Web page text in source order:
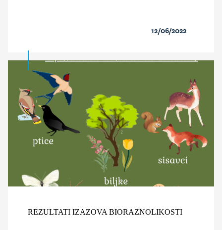
12/06/2022
REZULTATI IZAZOVA BIORAZNOLIKOSTI